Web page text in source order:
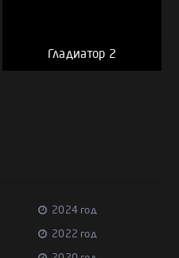
Гладиатор 2
2024 год
2022 год